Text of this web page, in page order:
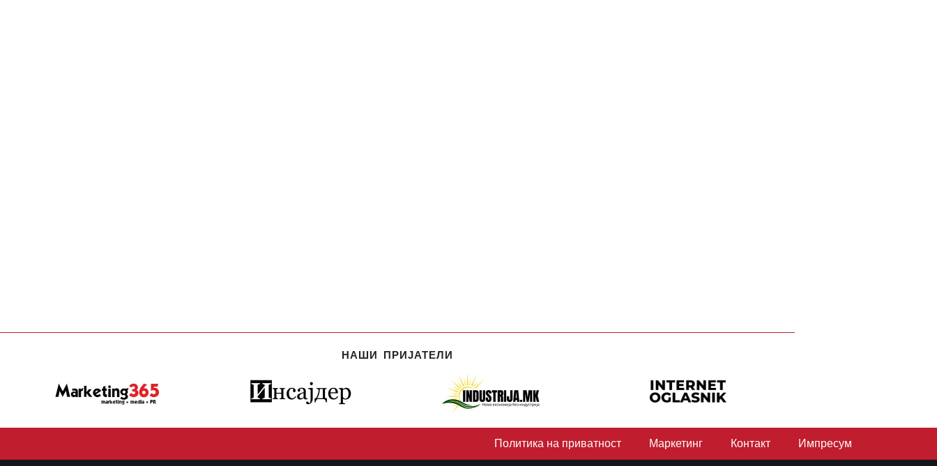
НАШИ ПРИЈАТЕЛИ
Политика на приватност Маркетинг Контакт Импресум